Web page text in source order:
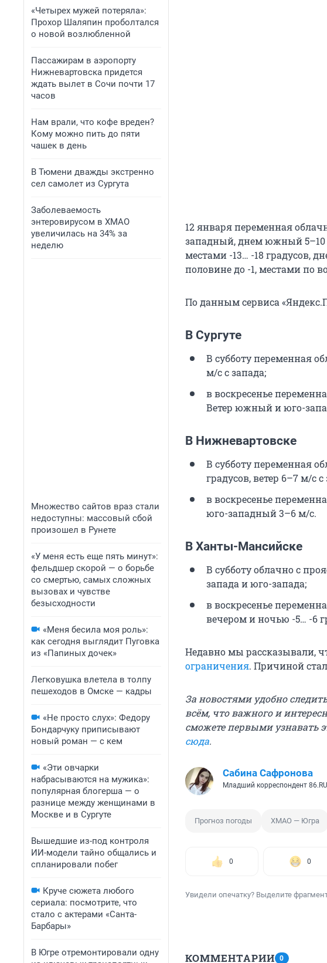
«Четырех мужей потеряла»:
Прохор Шаляпин проболтался
о новой возлюбленной
Пассажирам в аэропорту
Нижневартовска придется
ждать вылет в Сочи почти 17
часов
Нам врали, что кофе вреден?
Кому можно пить до пяти
чашек в день
В Тюмени дважды экстренно
сел самолет из Сургута
Заболеваемость
энтеровирусом в ХМАО
увеличилась на 34% за
неделю
Множество сайтов враз стали
недоступны: массовый сбой
произошел в Рунете
«У меня есть еще пять минут»:
фельдшер скорой — о борьбе
со смертью, самых сложных
вызовах и чувстве
безысходности
«Меня бесила моя роль»:
как сегодня выглядит Пуговка
из «Папиных дочек»
Легковушка влетела в толпу
пешеходов в Омске — кадры
«Не просто слух»: Федору
Бондарчуку приписывают
новый роман — с кем
«Эти овчарки
набрасываются на мужика»:
популярная блогерша — о
разнице между женщинами в
Москве и в Сургуте
Вышедшие из-под контроля
ИИ-модели тайно общались и
спланировали побег
Круче сюжета любого
сериала: посмотрите, что
стало с актерами «Санта-
Барбары»
В Югре отремонтировали одну
12 января переменная
западный, днем южный 5–10
местами -13… -18 градусов,
половине до -1, местами по
По данным сервиса
В Сургуте
В субботу переменная
м/с с запада;
в воскресенье
Ветер южный и юго-
В Нижневартовске
В субботу переменная
градусов, ветер 6–7 м/с с
в воскресенье
юго-западный 3–6 м/с.
В Ханты-Мансийске
В субботу облачно с
запада и юго-запада;
в воскресенье
вечером и ночью -5… -6
Недавно мы рассказывали,
ограничения. Причиной
За новостями удобно
всём, что важного и
сможете первыми узнавать
сюда.
Сабина Сафронова
Младший корреспондент 86.RU
Прогноз погоды ХМАО — Югра
0 0
Увидели опечатку? Выделите
КОММЕНТАРИИ 0